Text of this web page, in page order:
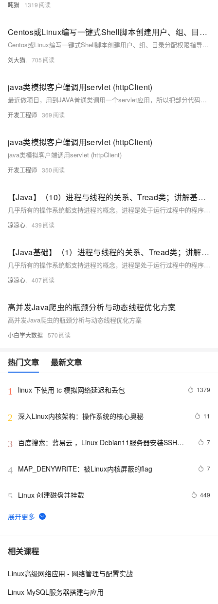
盹猫 1319
Centos或Linux编写一键式Shell脚本创建用户、组、目录分配权限指导手册
Centos或Linux编写一键式Shell脚本创建用户、组、目录分配权限指导手册
刘大猫. 705
java类模拟客户端调用servlet (httpClient)
最近做项目，用到JAVA普通类调用一个servlet应用，所以把部分代码也贴上来了。
开发工程师 369
java类模拟客户端调用servlet (httpClient)
java类模拟客户端调用servlet (httpClient)
开发工程师 350
【Java】（10）进程与线程的关系、Tread类；讲解基本线程安全、网络编程内容；JSON序列化与反序列化
几乎所有的操作系统都支持进程的概念，进程是处于运行过程中的程序，并且具有一定的独立功能，进程是系统进行资源分配和调度的一个独立单位一般而言，进程包含如下三个特征。独立性动态性并发性。
凉凉心. 439
【Java基础】（1）进程与线程的关系、Tread类；讲解基本线程安全、网络编程内容；JSON序列化与反序列化
几乎所有的操作系统都支持进程的概念，进程是处于运行过程中的程序，并且具有一定的独立功能，进程是系统进行资源分配和调度的一个独立单位一般而言，进程包含如下三个特征。独立性动态性并发性。
凉凉心. 407
高并发Java爬虫的瓶颈分析与动态线程优化方案
高并发Java爬虫的瓶颈分析与动态线程优化方案
小白学大数据 570
热门文章 最新文章
1 linux 下使用 tc 模拟网络延迟和丢包 1379
2 深入Linux内核架构：操作系统的核心奥秘 11
3 百度搜索：蓝易云 ，Linux Debian11服务器安装SSH，
7
4 MAP_DENYWRITE：被Linux内核屏蔽的flag 7
5 Linux 创建磁盘并挂载 449
6 linux DHCP
7 FFmpeg开发笔记（五十九）Linux编译ijkplayer的
8 linux中的tar打包、压缩多个文件、磁盘查看和分区类、
找及“|”管道符、gzip/gunzip 压缩、zip/unzip 压缩
相关课程
Linux高级网络应用 - 网络管理与配置实战
Linux MySQL服务器搭建与应用